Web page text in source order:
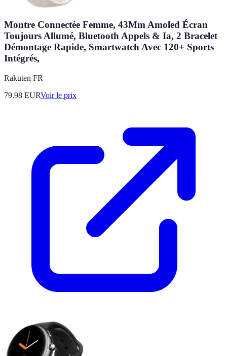
Montre Connectée Femme, 43Mm Amoled Écran
Toujours Allumé, Bluetooth Appels & Ia, 2 Bracelet
Démontage Rapide, Smartwatch Avec 120+ Sports
Intégrés,
Rakuten FR
79.98 EURVoir le prix